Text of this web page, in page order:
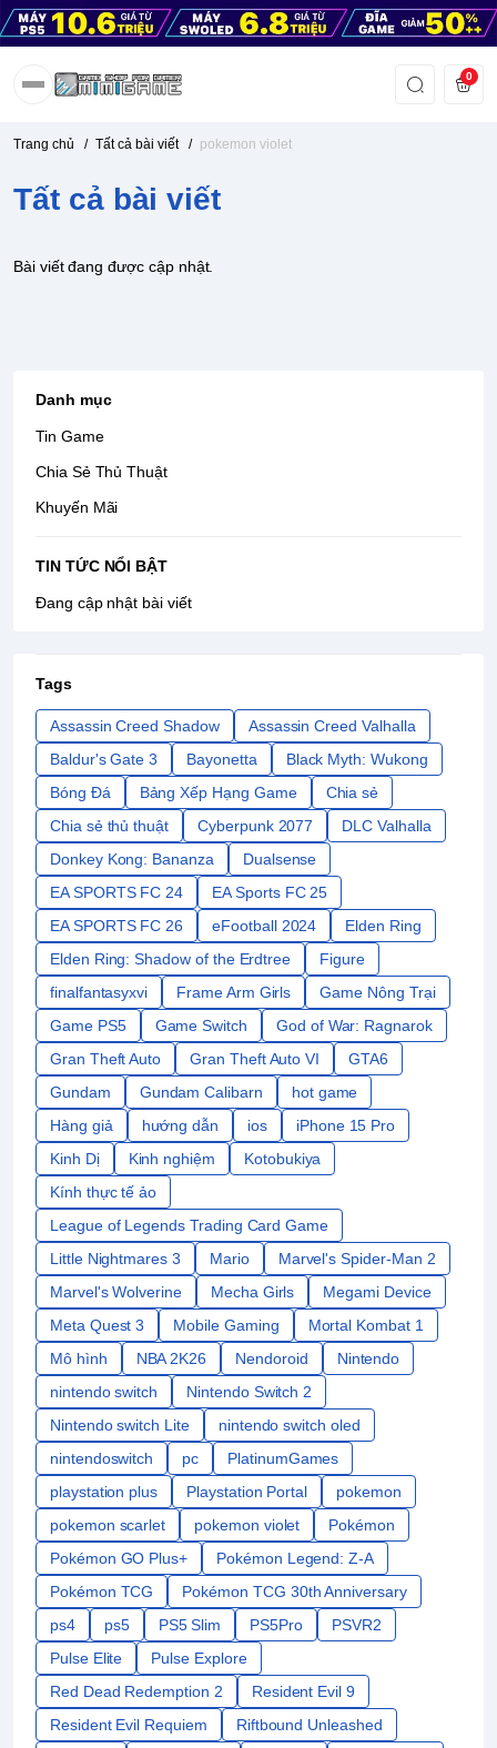
0
Trang chủ / Tất cả bài viết / pokemon violet
Tất cả bài viết
Bài viết đang được cập nhật.
Danh mục
Tin Game
Chia Sẻ Thủ Thuật
Khuyến Mãi
TIN TỨC NỔI BẬT
Đang cập nhật bài viết
Tags
Assassin Creed Shadow
Assassin Creed Valhalla
Baldur's Gate 3
Bayonetta
Black Myth: Wukong
Bóng Đá
Bảng Xếp Hạng Game
Chia sẻ
Chia sẻ thủ thuật
Cyberpunk 2077
DLC Valhalla
Donkey Kong: Bananza
Dualsense
EA SPORTS FC 24
EA Sports FC 25
EA SPORTS FC 26
eFootball 2024
Elden Ring
Elden Ring: Shadow of the Erdtree
Figure
finalfantasyxvi
Frame Arm Girls
Game Nông Trại
Game PS5
Game Switch
God of War: Ragnarok
Gran Theft Auto
Gran Theft Auto VI
GTA6
Gundam
Gundam Calibarn
hot game
Hàng giả
hướng dẫn ios
iPhone 15 Pro
Kinh Dị
Kinh nghiệm
Kotobukiya
Kính thực tế ảo
League of Legends Trading Card Game
Little Nightmares 3
Mario
Marvel's Spider-Man 2
Marvel's Wolverine
Mecha Girls
Megami Device
Meta Quest 3
Mobile Gaming
Mortal Kombat 1
Mô hình
NBA 2K26 Nendoroid
Nintendo
nintendo switch
Nintendo Switch 2
Nintendo switch Lite
nintendo switch oled
nintendoswitch
pc
PlatinumGames
playstation plus
Playstation Portal
pokemon
pokemon scarlet
pokemon violet
Pokémon
Pokémon GO Plus+
Pokémon Legend: Z-A
Pokémon TCG
Pokémon TCG 30th Anniversary
ps4
ps5 PS5 Slim PS5Pro
PSVR2
Pulse Elite
Pulse Explore
Red Dead Redemption 2
Resident Evil 9
Resident Evil Requiem
Riftbound Unleashed